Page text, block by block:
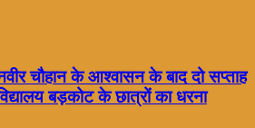
चौहान के आश्वासन के बाद दो सप्ताह
बड़कोट के छात्रों का धरना